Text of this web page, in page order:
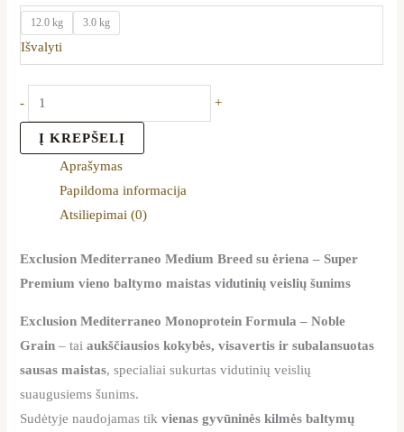
12.0 kg 3.0 kg
Išvalyti
- +
Į KREPŠELĮ
Aprašymas
Papildoma informacija
Atsiliepimai (0)
Exclusion Mediterraneo Medium Breed su ėriena – Super
Premium vieno baltymo maistas vidutinių veislių šunims
Exclusion Mediterraneo Monoprotein Formula – Noble
Grain – taiaukščiausios kokybės, visavertis ir subalansuotas
sausas maistas, specialiai sukurtas vidutinių veislių
suaugusiems šunims.
Sudėtyje naudojamas tikvienas gyvūninės kilmės baltymų